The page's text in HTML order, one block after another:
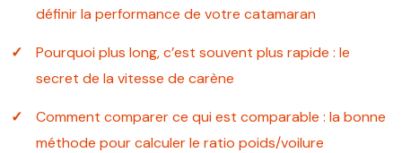
définir la performance de votre catamaran
Pourquoi plus long, c’est souvent plus rapide : le
secret de la vitesse de carène
Comment comparer ce qui est comparable : la bonne
méthode pour calculer le ratio poids/voilure